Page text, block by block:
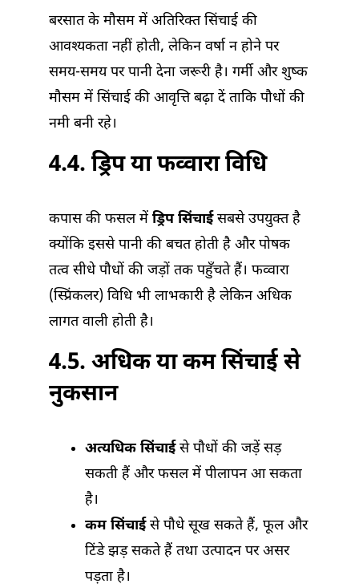
बरसात के मौसम में अतिरिक्त सिंचाई की
आवश्यकता नहीं होती, लेकिन वर्षा न होने पर
समय-समय पर पानी देना जरूरी है। गर्मी और शुष्क
मौसम में सिंचाई की आवृत्ति बढ़ा दें ताकि पौधों की
नमी बनी रहे।
4.4. ड्रिप या फव्वारा विधि
कपास की फसल में ड्रिप सिंचाईसबसे उपयुक्त है
क्योंकि इससे पानी की बचत होती है और पोषक
तत्व सीधे पौधों की जड़ों तक पहुँचते हैं। फव्वारा
(स्प्रिंकलर) विधि भी लाभकारी है लेकिन अधिक
लागत वाली होती है।
4.5. अधिक या कम सिंचाई से
नुकसान
अत्यधिक सिंचाईसे पौधों की जड़ें सड़
सकती हैं और फसल में पीलापन आ सकता
है।
कम सिंचाईसे पौधे सूख सकते हैं, फूल और
टिंडे झड़ सकते हैं तथा उत्पादन पर असर
पड़ता है।